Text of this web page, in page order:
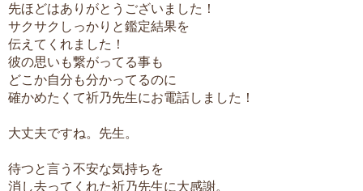
先ほどはありがとうございました！
サクサクしっかりと鑑定結果を
伝えてくれました！
彼の思いも繋がってる事も
どこか自分も分かってるのに
確かめたくて祈乃先生にお電話しました！
大丈夫ですね。先生。
待つと言う不安な気持ちを
消し去ってくれた祈乃先生に大感謝。